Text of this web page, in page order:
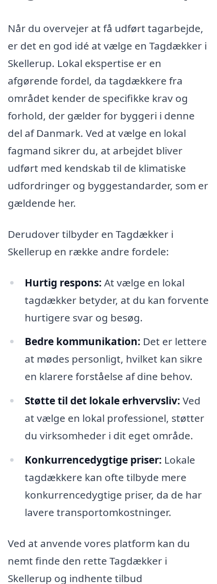
Når du overvejer at få udført tagarbejde,
er det en god idé at vælge en Tagdækker i
Skellerup. Lokal ekspertise er en
afgørende fordel, da tagdækkere fra
området kender de specifikke krav og
forhold, der gælder for byggeri i denne
del af Danmark. Ved at vælge en lokal
fagmand sikrer du, at arbejdet bliver
udført med kendskab til de klimatiske
udfordringer og byggestandarder, som er
gældende her.
Derudover tilbyder en Tagdækker i
Skellerup en række andre fordele:
Hurtig respons: At vælge en lokal
tagdækker betyder, at du kan forvente
hurtigere svar og besøg.
Bedre kommunikation: Det er lettere
at mødes personligt, hvilket kan sikre
en klarere forståelse af dine behov.
Støtte til det lokale erhvervsliv: Ved
at vælge en lokal professionel, støtter
du virksomheder i dit eget område.
Konkurrencedygtige priser: Lokale
tagdækkere kan ofte tilbyde mere
konkurrencedygtige priser, da de har
lavere transportomkostninger.
Ved at anvende vores platform kan du
nemt finde den rette Tagdækker i
Skellerup og indhente tilbud